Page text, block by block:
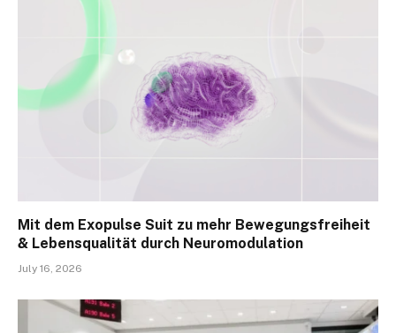
Mit dem Exopulse Suit zu mehr Bewegungsfreiheit
& Lebensqualität durch Neuromodulation
July 16, 2026